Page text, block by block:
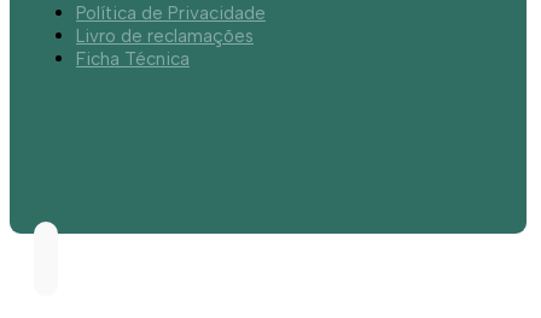
Política de Privacidade
Livro de reclamações
Ficha Técnica